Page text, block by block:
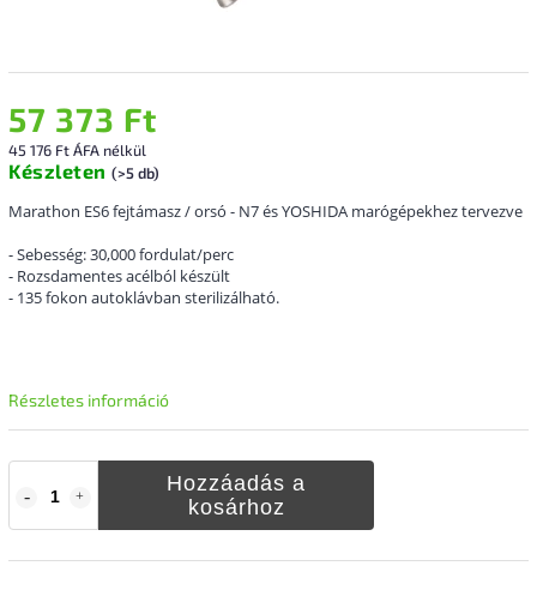
57 373 Ft
45 176 Ft ÁFA nélkül
Készleten (>5 db)
Hozzáadás a
kosárhoz
Marathon ES6 fejtámasz / orsó - N7 és YOSHIDA marógépekhez tervezve
- Sebesség: 30,000 fordulat/perc
- Rozsdamentes acélból készült
- 135 fokon autoklávban sterilizálható.
Részletes információ